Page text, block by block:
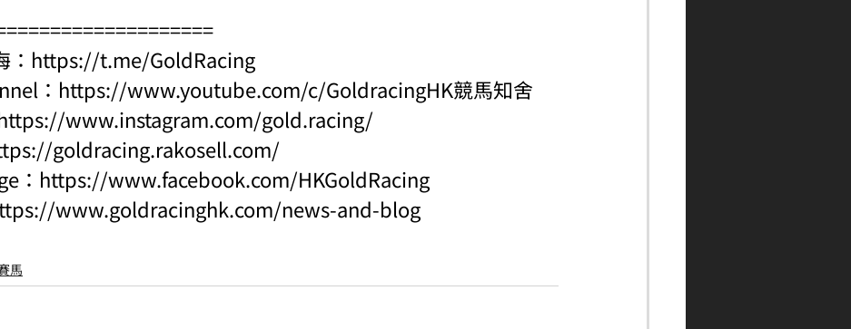
https://t.me/GoldRacing
： https://www.youtube.com/c/GoldracingHK競馬知舍
www.instagram.com/gold.racing/
goldracing.rakosell.com/
： https://www.facebook.com/HKGoldRacing
www.goldracinghk.com/news-and-blog
馬